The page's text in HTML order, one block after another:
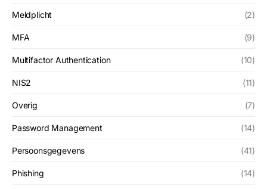
Meldplicht (2)
MFA (9)
Multifactor Authentication (10)
NIS2 (11)
Overig (7)
Password Management (14)
Persoonsgegevens (41)
Phishing (14)